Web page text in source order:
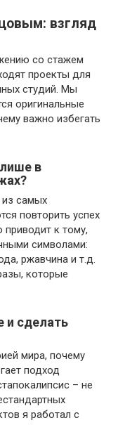
взгляд
со стажем
проекты для
студий. Мы
оригинальные
важно избегать
в
из самых
повторить успех
приводит к тому,
символами:
ржавчина и т.д.
которые
и сделать
мира, почему
подход
– не
я работал с